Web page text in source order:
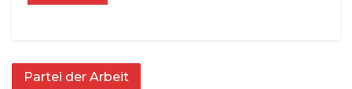
Partei der Arbeit